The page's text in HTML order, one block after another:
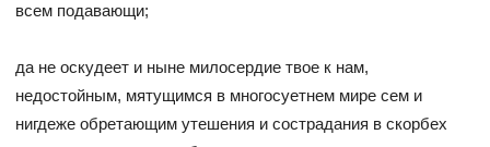
всем подавающи;
да не оскудеет и ныне милосердие твое к нам,
недостойным, мятущимся в многосуетнем мире сем и
нигдеже обретающим утешения и сострадания в скорбех